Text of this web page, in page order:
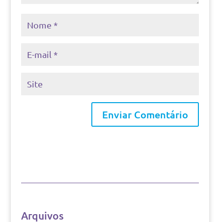
Arquivos